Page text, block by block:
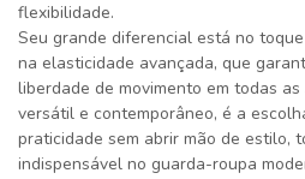
flexibilidade.
Seu grande diferencial está no
na elasticidade avançada, que
liberdade de movimento em todas
versátil e contemporâneo, é a
praticidade sem abrir mão de estilo,
indispensável no guarda-roupa